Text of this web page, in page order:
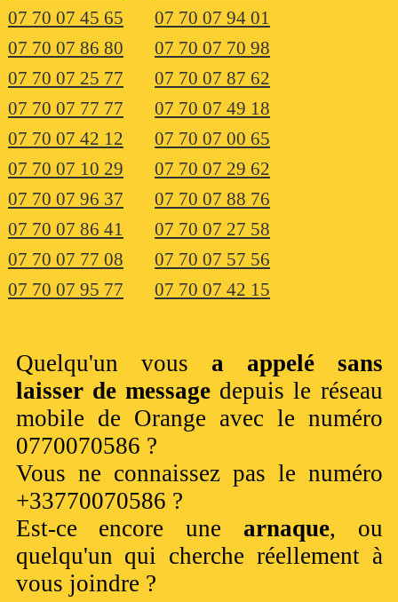
07 70 07 45 65
07 70 07 94 01
07 70 07 86 80
07 70 07 70 98
07 70 07 25 77
07 70 07 87 62
07 70 07 77 77
07 70 07 49 18
07 70 07 42 12
07 70 07 00 65
07 70 07 10 29
07 70 07 29 62
07 70 07 96 37
07 70 07 88 76
07 70 07 86 41
07 70 07 27 58
07 70 07 77 08
07 70 07 57 56
07 70 07 95 77
07 70 07 42 15
Quelqu'un vous a appelé sans
laisser de messagedepuis le réseau
mobile de Orange avec le numéro
0770070586 ?
Vous ne connaissez pas le numéro
+33770070586 ?
Est-ce encore une arnaque, ou
quelqu'un qui cherche réellement à
vous joindre ?